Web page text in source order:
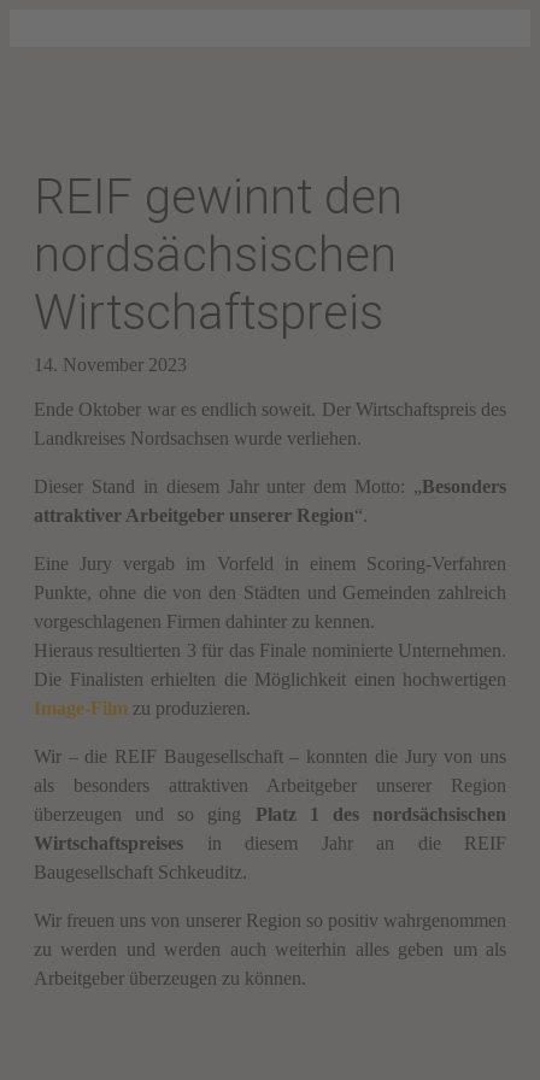
REIF gewinnt den
nordsächsischen
Wirtschaftspreis
14. November 2023
Ende Oktober war es endlich soweit. Der Wirtschaftspreis des
Landkreises Nordsachsen wurde verliehen.
Dieser Stand in diesem Jahr unter dem Motto: „Besonders
attraktiver Arbeitgeber unserer Region“.
Eine Jury vergab im Vorfeld in einem Scoring-Verfahren
Punkte, ohne die von den Städten und Gemeinden zahlreich
vorgeschlagenen Firmen dahinter zu kennen.
Hieraus resultierten 3 für das Finale nominierte Unternehmen.
Die Finalisten erhielten die Möglichkeit einen hochwertigen
Image-Film zu produzieren.
Wir – die REIF Baugesellschaft – konnten die Jury von uns
als besonders attraktiven Arbeitgeber unserer Region
überzeugen und so ging Platz 1 des nordsächsischen
Wirtschaftspreises in diesem Jahr an die REIF
Baugesellschaft Schkeuditz.
Wir freuen uns von unserer Region so positiv wahrgenommen
zu werden und werden auch weiterhin alles geben um als
Arbeitgeber überzeugen zu können.